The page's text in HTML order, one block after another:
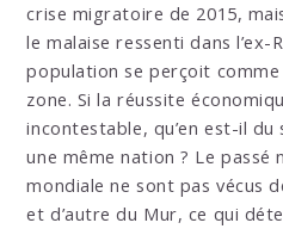
crise migratoire de 2015,
le malaise ressenti dans l’ex-
population se perçoit
zone. Si la réussite
incontestable, qu’en est-il
une même nation ? Le passé
mondiale ne sont pas vécus
et d’autre du Mur, ce qui